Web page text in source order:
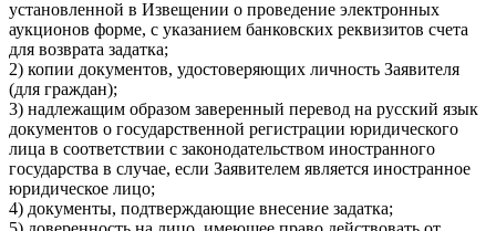
установленной в Извещении о проведение электронных
аукционов форме, с указанием банковских реквизитов счета
для возврата задатка;
2) копии документов, удостоверяющих личность Заявителя
(для граждан);
3) надлежащим образом заверенный перевод на русский язык
документов о государственной регистрации юридического
лица в соответствии с законодательством иностранного
государства в случае, если Заявителем является иностранное
юридическое лицо;
4) документы, подтверждающие внесение задатка;